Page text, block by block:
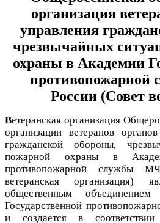
организация
управления
чрезвычайных
охраны в Академии
России (Совет
Ветеранская организация
организации ветеранов
гражданской обороны,
пожарной охраны в
противопожарной службы
ветеранская организация)
общественным
Государственной
и создается в